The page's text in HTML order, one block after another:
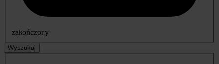
zakończony
Wyszukaj